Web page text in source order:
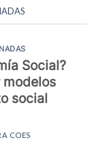
Social?
social
COES